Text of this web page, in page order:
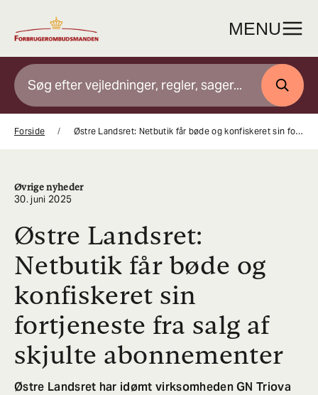
indhold
MENU
SØG
Forside Østre Landsret: Netbutik får bøde og konfiskeret sin fortjeneste fra salg af skjulte abonnementer
Øvrige nyheder
30. juni 2025
Østre Landsret:
Netbutik får bøde og
konfiskeret sin
fortjeneste fra salg af
skjulte abonnementer
Østre Landsret har idømt virksomheden GN Triova